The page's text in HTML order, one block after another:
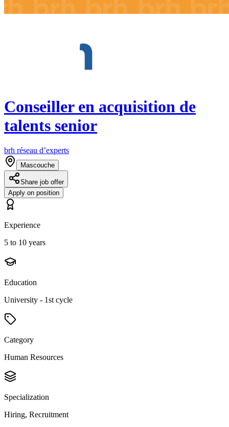
Conseiller en acquisition de
talents senior
brh réseau d’experts
Mascouche
Share job offer
Apply on position
Experience
5 to 10 years
Education
University - 1st cycle
Category
Human Resources
Specialization
Hiring, Recruitment